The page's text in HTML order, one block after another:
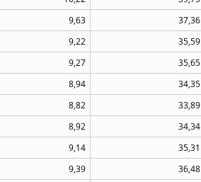
9,63 37,36
9,22 35,59
9,27 35,65
8,94 34,35
8,82 33,89
8,92 34,34
9,14 35,31
9,39 36,48